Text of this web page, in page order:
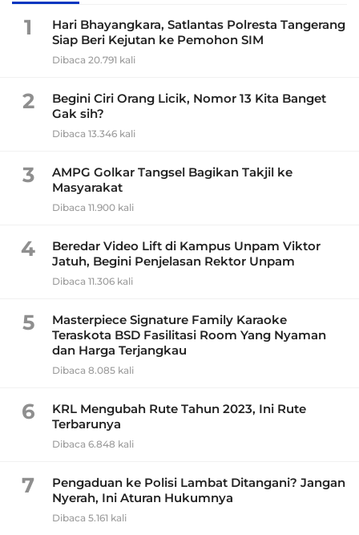
1
Hari Bhayangkara, Satlantas Polresta Tangerang
Siap Beri Kejutan ke Pemohon SIM
Dibaca 20.791 kali
2
Begini Ciri Orang Licik, Nomor 13 Kita Banget
Gak sih?
Dibaca 13.346 kali
3
AMPG Golkar Tangsel Bagikan Takjil ke
Masyarakat
Dibaca 11.900 kali
4
Beredar Video Lift di Kampus Unpam Viktor
Jatuh, Begini Penjelasan Rektor Unpam
Dibaca 11.306 kali
5
Masterpiece Signature Family Karaoke
Teraskota BSD Fasilitasi Room Yang Nyaman
dan Harga Terjangkau
Dibaca 8.085 kali
6
KRL Mengubah Rute Tahun 2023, Ini Rute
Terbarunya
Dibaca 6.848 kali
7
Pengaduan ke Polisi Lambat Ditangani? Jangan
Nyerah, Ini Aturan Hukumnya
Dibaca 5.161 kali